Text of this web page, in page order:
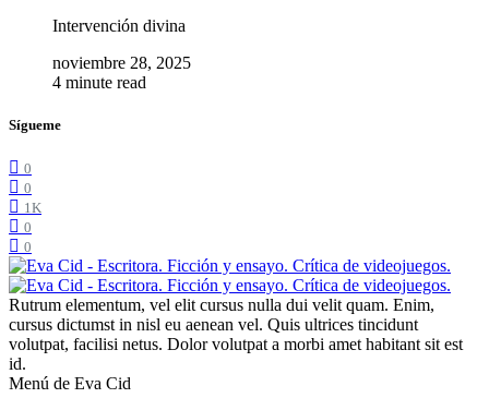
Intervención divina
noviembre 28, 2025
4 minute read
Sígueme
0
0
1K
0
0
Rutrum elementum, vel elit cursus nulla dui velit quam. Enim,
cursus dictumst in nisl eu aenean vel. Quis ultrices tincidunt
volutpat, facilisi netus. Dolor volutpat a morbi amet habitant sit est
id.
Menú de Eva Cid